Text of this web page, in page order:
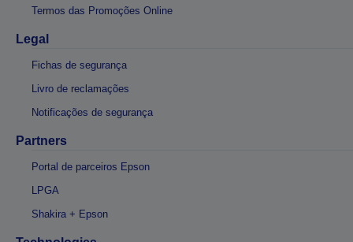
Termos das Promoções Online
Legal
Fichas de segurança
Livro de reclamações
Notificações de segurança
Partners
Portal de parceiros Epson
LPGA
Shakira + Epson